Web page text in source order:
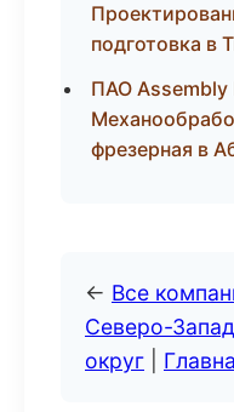
подготовка в
ПАО
фрезерная в
← Все
Северо-
округ